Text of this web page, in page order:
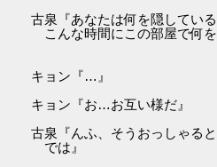
古泉『あなたは何を隠してい
こんな時間にこの部屋で何を
キョン『…』
キョン『お…お互い様だ』
古泉『んふ、そうおっしゃると
では』